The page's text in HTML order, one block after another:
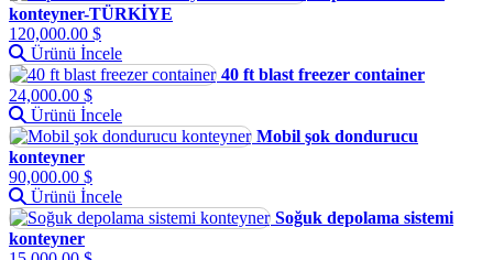
konteyner-TÜRKİYE
120,000.00 $
Ürünü İncele
40 ft blast freezer container
24,000.00 $
Ürünü İncele
Mobil şok dondurucu
konteyner
90,000.00 $
Ürünü İncele
Soğuk depolama sistemi
konteyner